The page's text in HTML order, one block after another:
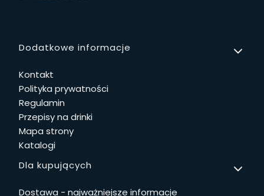
Linki w stopce
Dodatkowe informacje
Kontakt
Polityka prywatności
Regulamin
Przepisy na drinki
Mapa strony
Katalogi
Dla kupujących
Dostawa - najważniejsze informacje